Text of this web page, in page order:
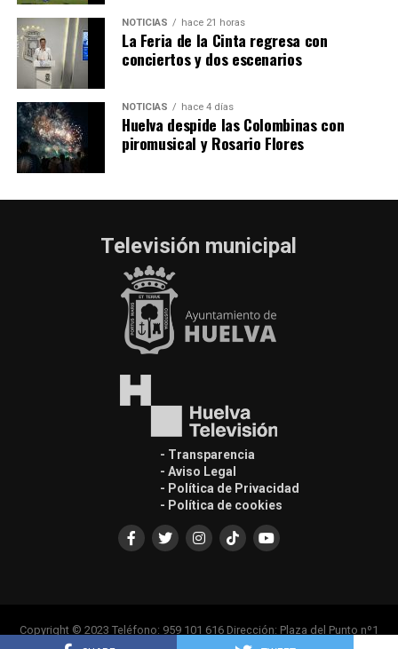
NOTICIAS hace 21 horas
La Feria de la Cinta regresa con
conciertos y dos escenarios
NOTICIAS hace 4 días
Huelva despide las Colombinas con
piromusical y Rosario Flores
Televisión municipal
- Transparencia
- Aviso Legal
- Política de Privacidad
- Política de cookies
Copyright © 2023 Teléfono: 959 101 616 Dirección: Plaza del Punto nº1
Casa Colón, Edif. Principal 1ª Planta, 21001